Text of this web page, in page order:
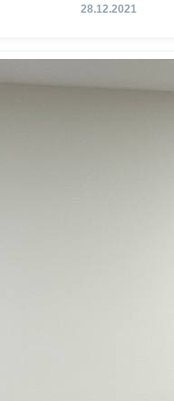
28.12.2021